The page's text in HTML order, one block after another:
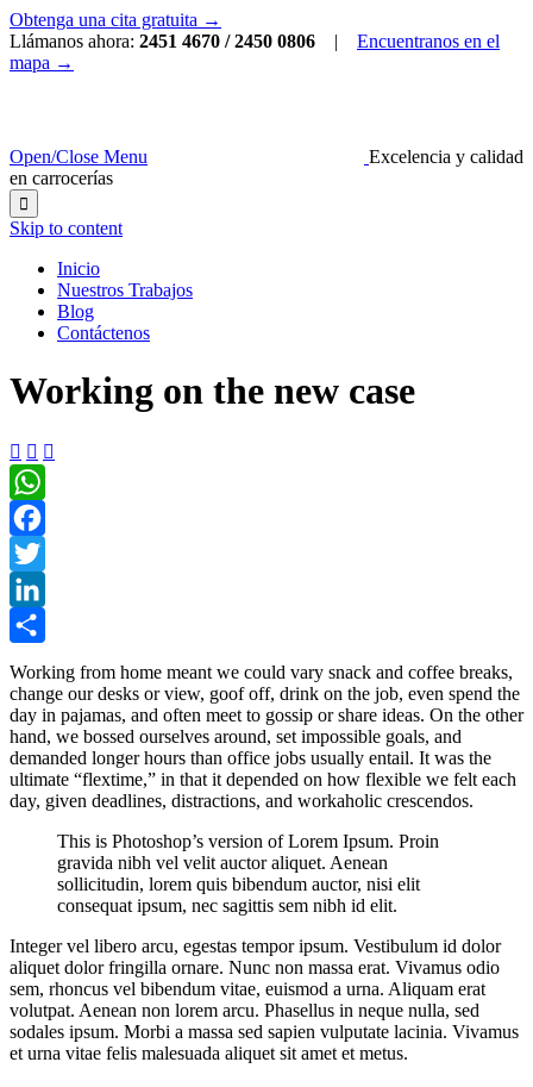
Obtenga una cita gratuita →
Llámanos ahora: 2451 4670 / 2450 0806 | Encuentranos en el
mapa →
Open/Close Menu
Excelencia y calidad
en carrocerías

Skip to content
Inicio
Nuestros Trabajos
Blog
Contáctenos
Working on the new case
  
WhatsApp
Facebook
Twitter
LinkedIn
Working from home meant we could vary snack and coffee breaks,
change our desks or view, goof off, drink on the job, even spend the
day in pajamas, and often meet to gossip or share ideas. On the other
hand, we bossed ourselves around, set impossible goals, and
demanded longer hours than office jobs usually entail. It was the
ultimate “flextime,” in that it depended on how flexible we felt each
day, given deadlines, distractions, and workaholic crescendos.
This is Photoshop’s version of Lorem Ipsum. Proin
gravida nibh vel velit auctor aliquet. Aenean
sollicitudin, lorem quis bibendum auctor, nisi elit
consequat ipsum, nec sagittis sem nibh id elit.
Integer vel libero arcu, egestas tempor ipsum. Vestibulum id dolor
aliquet dolor fringilla ornare. Nunc non massa erat. Vivamus odio
sem, rhoncus vel bibendum vitae, euismod a urna. Aliquam erat
volutpat. Aenean non lorem arcu. Phasellus in neque nulla, sed
sodales ipsum. Morbi a massa sed sapien vulputate lacinia. Vivamus
et urna vitae felis malesuada aliquet sit amet et metus.